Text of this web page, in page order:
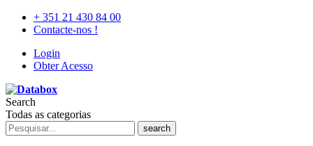
+ 351 21 430 84 00
Contacte-nos !
Login
Obter Acesso
Search
Todas as categorias
search